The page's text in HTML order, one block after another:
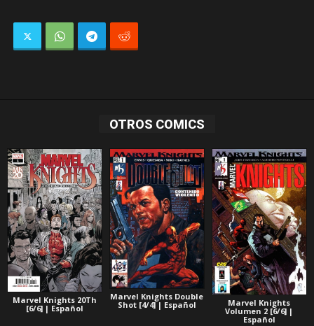
OTROS COMICS
Marvel Knights 20Th
[6/6] | Español
Marvel Knights Double
Shot [4/4] | Español
Marvel Knights
Volumen 2 [6/6] |
Español